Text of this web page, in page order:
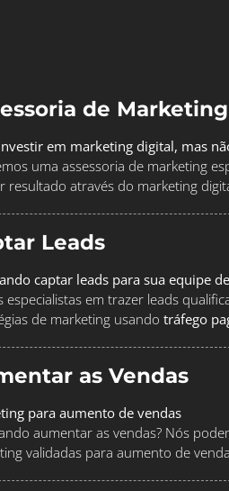
de Marketing
em marketing digital, mas
uma assessoria de marketing
resultado através do marketing
Leads
captar leads para sua equipe
especialistas em trazer leads
de marketing usando tráfego
as Vendas
para aumento de vendas
aumentar as vendas? Nós
validadas para aumento de